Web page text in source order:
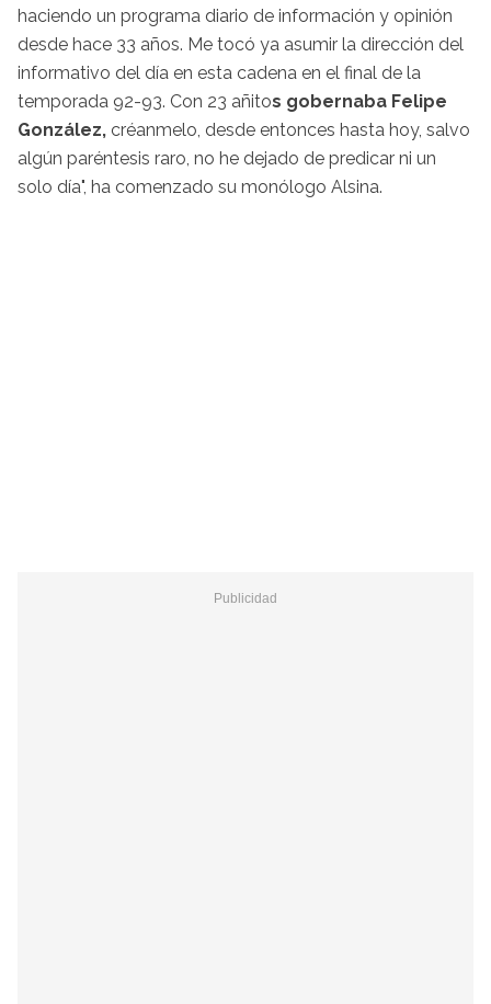
haciendo un programa diario de información y opinión
desde hace 33 años. Me tocó ya asumir la dirección del
informativo del día en esta cadena en el final de la
temporada 92-93. Con 23 añitos gobernaba Felipe
González, créanmelo, desde entonces hasta hoy, salvo
algún paréntesis raro, no he dejado de predicar ni un
solo día", ha comenzado su monólogo Alsina.